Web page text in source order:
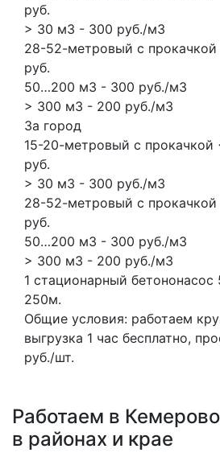
руб.
> 30 м3 - 300 руб./м3
28-52-метровый с
руб.
50…200 м3 - 300 руб./м3
> 300 м3 - 200 руб./м3
За город
15-20-метровый с
руб.
> 30 м3 - 300 руб./м3
28-52-метровый с
руб.
50…200 м3 - 300 руб./м3
> 300 м3 - 200 руб./м3
1 стационарный бетононасос
250м.
Общие условия: работаем
выгрузка 1 час бесплатно,
руб./шт.
Работаем в
в районах и крае